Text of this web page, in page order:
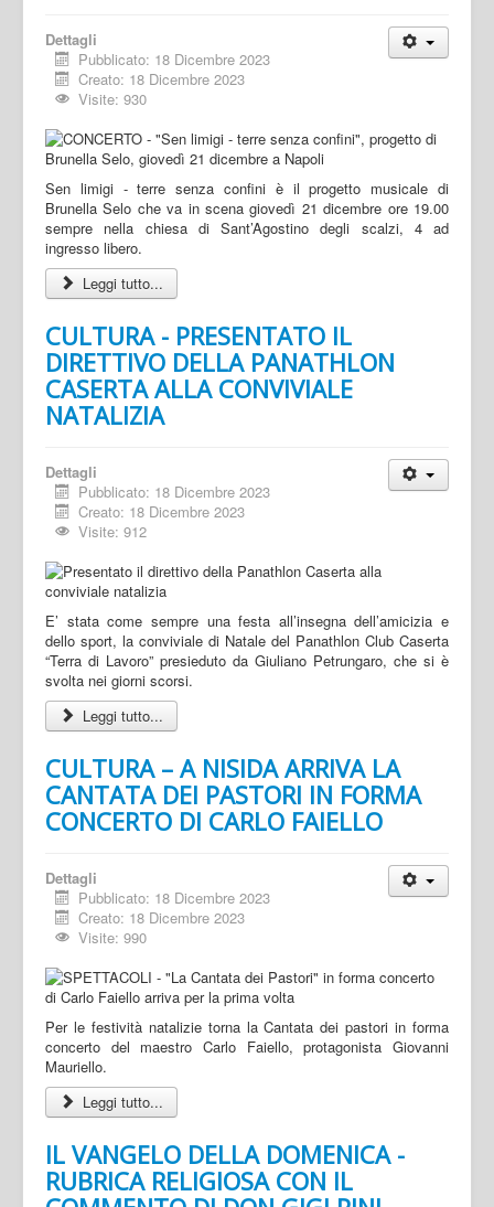
Dettagli
Pubblicato: 18 Dicembre 2023
Creato: 18 Dicembre 2023
Visite: 930
Sen limigi - terre senza confini è il progetto musicale di
Brunella Selo che va in scena giovedì 21 dicembre ore 19.00
sempre nella chiesa di Sant’Agostino degli scalzi, 4 ad
ingresso libero.
Leggi tutto...
CULTURA - PRESENTATO IL
DIRETTIVO DELLA PANATHLON
CASERTA ALLA CONVIVIALE
NATALIZIA
Dettagli
Pubblicato: 18 Dicembre 2023
Creato: 18 Dicembre 2023
Visite: 912
E’ stata come sempre una festa all’insegna dell’amicizia e
dello sport, la conviviale di Natale del Panathlon Club Caserta
“Terra di Lavoro” presieduto da Giuliano Petrungaro, che si è
svolta nei giorni scorsi.
Leggi tutto...
CULTURA – A NISIDA ARRIVA LA
CANTATA DEI PASTORI IN FORMA
CONCERTO DI CARLO FAIELLO
Dettagli
Pubblicato: 18 Dicembre 2023
Creato: 18 Dicembre 2023
Visite: 990
Per le festività natalizie torna la Cantata dei pastori in forma
concerto del maestro Carlo Faiello, protagonista Giovanni
Mauriello.
Leggi tutto...
IL VANGELO DELLA DOMENICA -
RUBRICA RELIGIOSA CON IL